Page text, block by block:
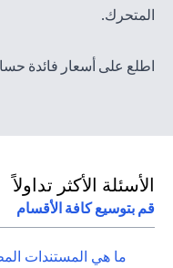
المتحرك.
اطلع على أسعار فائدة
الأسئلة الأكثر تداولاً
قم بتوسيع كافة الأقسام
ما هي المستندات